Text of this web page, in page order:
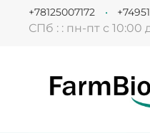
СПб : : пн-пт с 10:00
+78125007172